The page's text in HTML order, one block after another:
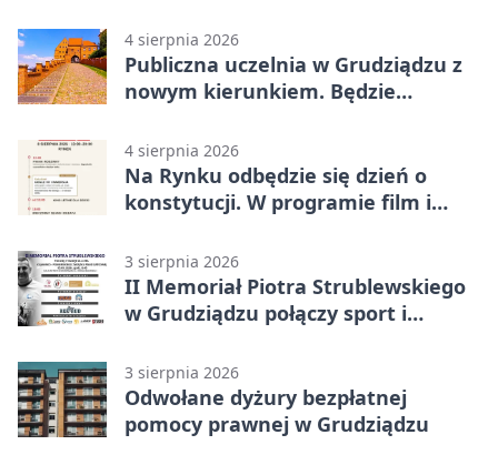
4 sierpnia 2026
Publiczna uczelnia w Grudziądzu z
nowym kierunkiem. Będzie
4 sierpnia 2026
Na Rynku odbędzie się dzień o
konstytucji. W programie film i
3 sierpnia 2026
II Memoriał Piotra Strublewskiego
w Grudziądzu połączy sport i
3 sierpnia 2026
Odwołane dyżury bezpłatnej
pomocy prawnej w Grudziądzu